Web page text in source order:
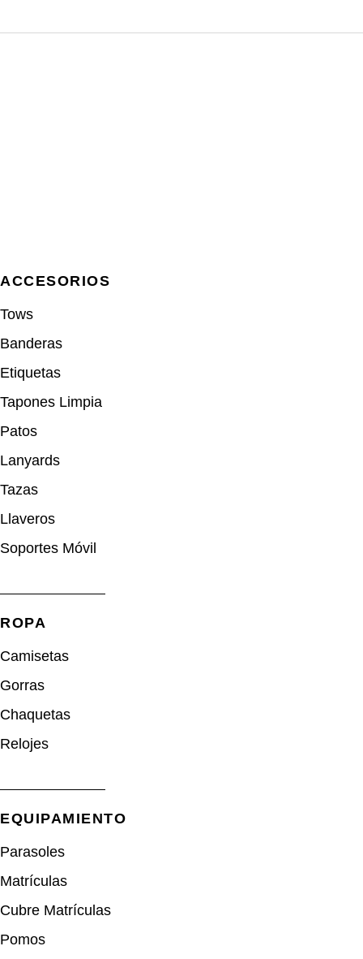
12.00 €.
10.00 €.
ACCESORIOS
Tows
Banderas
Etiquetas
Tapones Limpia
Patos
Lanyards
Tazas
Llaveros
Soportes Móvil
ROPA
Camisetas
Gorras
Chaquetas
Relojes
EQUIPAMIENTO
Parasoles
Matrículas
Cubre Matrículas
Pomos